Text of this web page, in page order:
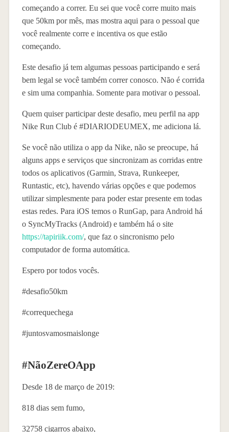
começando a correr. Eu sei que você corre muito mais
que 50km por mês, mas mostra aqui para o pessoal que
você realmente corre e incentiva os que estão
começando.
Este desafio já tem algumas pessoas participando e será
bem legal se você também correr conosco. Não é corrida
e sim uma companhia. Somente para motivar o pessoal.
Quem quiser participar deste desafio, meu perfil na app
Nike Run Club é #DIARIODEUMEX, me adiciona lá.
Se você não utiliza o app da Nike, não se preocupe, há
alguns apps e serviços que sincronizam as corridas entre
todos os aplicativos (Garmin, Strava, Runkeeper,
Runtastic, etc), havendo várias opções e que podemos
utilizar simplesmente para poder estar presente em todas
estas redes. Para iOS temos o RunGap, para Android há
o SyncMyTracks (Android) e também há o site
https://tapiriik.com/, que faz o sincronismo pelo
computador de forma automática.
Espero por todos vocês.
#desafio50km
#correquechega
#juntosvamosmaislonge
#NãoZereOApp
Desde 18 de março de 2019:
818 dias sem fumo,
32758 cigarros abaixo,